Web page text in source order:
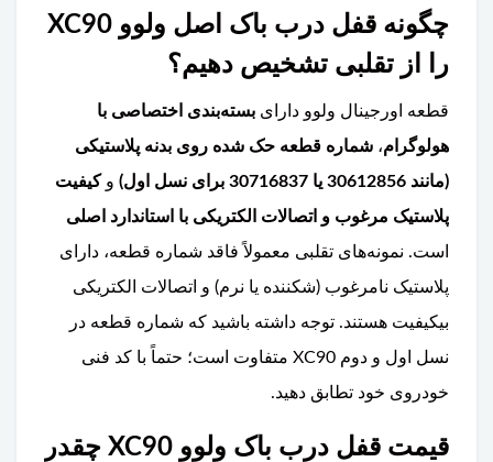
چگونه قفل درب باک اصل ولوو XC90
را از تقلبی تشخیص دهیم؟
قطعه اورجینال ولوو دارای بسته‌بندی اختصاصی با
هولوگرام، شماره قطعه حک شده روی بدنه پلاستیکی
(مانند 30612856 یا 30716837 برای نسل اول)
و کیفیت
پلاستیک مرغوب و اتصالات الکتریکی با استاندارد اصلی
است. نمونه‌های تقلبی معمولاً فاقد شماره قطعه، دارای
پلاستیک نامرغوب (شکننده یا نرم) و اتصالات الکتریکی
بیکیفیت هستند. توجه داشته باشید که شماره قطعه در
نسل اول و دوم XC90 متفاوت است؛ حتماً با کد فنی
خودروی خود تطابق دهید.
قیمت قفل درب باک ولوو XC90 چقدر